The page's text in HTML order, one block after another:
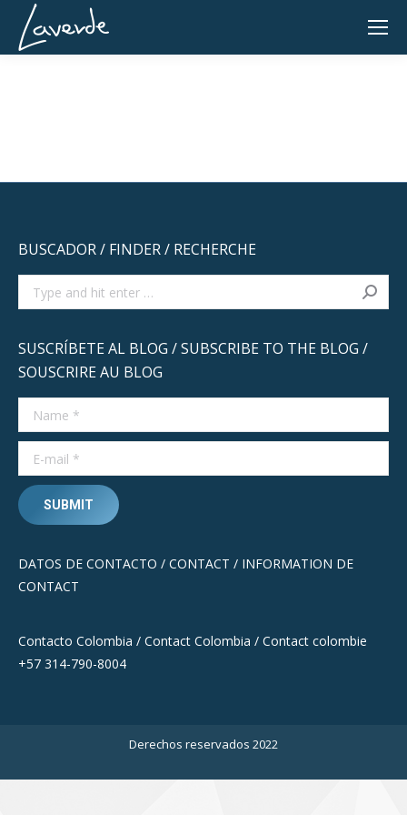
BUSCADOR / FINDER / RECHERCHE
Search:
SUSCRÍBETE AL BLOG / SUBSCRIBE TO THE BLOG /
SOUSCRIRE AU BLOG
Name *
E-mail *
SUBMIT
DATOS DE CONTACTO / CONTACT / INFORMATION DE
CONTACT
Contacto Colombia / Contact Colombia / Contact colombie
+57 314-790-8004
Derechos reservados 2022